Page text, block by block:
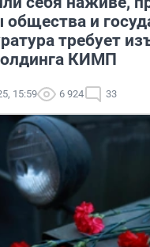
общества и
требует
КИМП
15:59 6 924 33